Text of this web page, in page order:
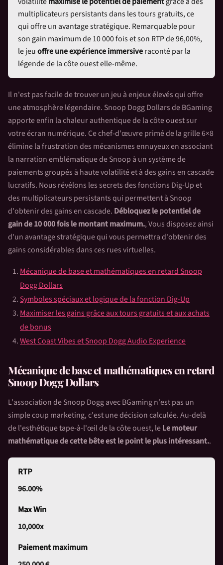
multiplicateurs persistants dans les tours gratuits, ce
qui offre un avantage stratégique. Remarquable pour
son gain maximum de 10 000 fois et son RTP de 96,00%,
le jeuoffre une expérience immersiveraconté par la
légende de la côte ouest elle-même.
Il n'est pas facile de trouver un jeu à enjeux élevés qui offre
une atmosphère légendaire. Snoop Dogg Dollarsde BGaming
apporte enfin la chaleur authentique de la côte ouest sur
votre écran numérique. Ce chef-d'œuvre primé de la grille 6×8
élimine la frustration des mécanismes ennuyeux en associant
la narration emblématique de Snoop à un système de
paiements groupés à haute volatilité et à des gains en cascade
lucratifs. Nous révélons les secrets des fonctions Dig-Up et
des multiplicateurs persistants qui permettent à Snoop
d'obtenir des gains en cascade. Débloquez le potentiel de
gain de 10 000 fois le montant maximum., Vous disposez ainsi
d'un avantage stratégique qui vous permettra d'obtenir des
gains considérables dans ces rues virtuelles.
Mécanique de base et mathématiques en retard Snoop
Dogg Dollars
Symboles spéciaux et logique de la fonction Dig-Up
Maximiser les gains grâce aux tours gratuits et aux achats
de bonus
West Coast Vibes et Snoop Dogg Audio Experience
Mécanique de base et mathématiques en retard
Snoop Dogg Dollars
L'association de Snoop Dogg avec BGaming n'est pas un
simple coup marketing, c'est une décision calculée. Au-delà
de l'esthétique tape-à-l'œil de la côte ouest, leLe moteur
mathématique de cette bête est le point le plus intéressant..
RTP
96.00%
Max Win
10,000x
Paiement maximum